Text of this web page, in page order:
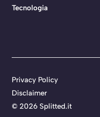
Tecnologia
© 2026 Splitted.it
Privacy Policy
Disclaimer